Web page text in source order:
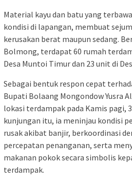
Material kayu dan batu yang
kondisi di lapangan, membuat
kerusakan berat maupun sedang.
Bolmong, terdapat 60 rumah
Desa Muntoi Timur dan 23 unit di
Sebagai bentuk respon cepat
Bupati Bolaang Mongondow Yusra
lokasi terdampak pada Kamis pagi,
kunjungan itu, ia meninjau kondisi
rusak akibat banjir, berkoordinasi
percepatan penanganan, serta
makanan pokok secara simbolis
terdampak.